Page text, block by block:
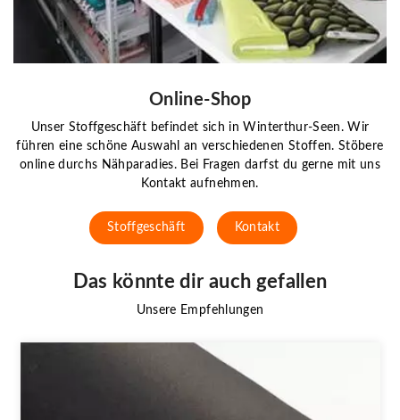
Online-Shop
Unser Stoffgeschäft befindet sich in Winterthur-Seen. Wir
führen eine schöne Auswahl an verschiedenen Stoffen. Stöbere
online durchs Nähparadies. Bei Fragen darfst du gerne mit uns
Kontakt aufnehmen.
Stoffgeschäft Kontakt
Das könnte dir auch gefallen
Unsere Empfehlungen